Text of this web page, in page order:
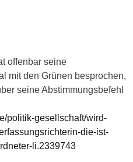
offenbar seine
mit den Grünen besprochen,
seine Abstimmungsbefehl
politik-gesellschaft/wird-
die-ist-
li.2339743